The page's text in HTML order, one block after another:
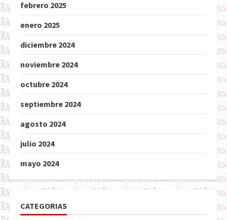
febrero 2025
enero 2025
diciembre 2024
noviembre 2024
octubre 2024
septiembre 2024
agosto 2024
julio 2024
mayo 2024
CATEGORIAS